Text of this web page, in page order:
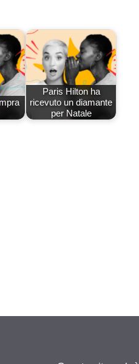
Paris Hilton ha
ricevuto un diamante
per Natale